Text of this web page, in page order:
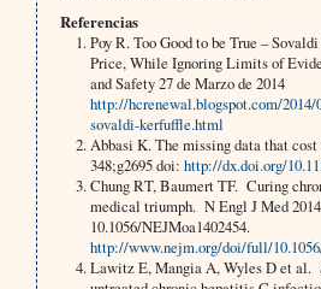
Referencias
Poy R. Too Good to be True –
Price, While Ignoring Limits of
and Safety 27 de Marzo de 2014
http://hcrenewal.blogspot.com/2014/
sovaldi-kerfuffle.html
Abbasi K. The missing data that cost
348;g2695 doi:http://dx.doi.org/
Chung RT, Baumert TF. Curing
medical triumph. N Engl J Med
10.1056/NEJMoa1402454.
http://www.nejm.org/doi/full/
Lawitz E, Mangia A, Wyles D et al.